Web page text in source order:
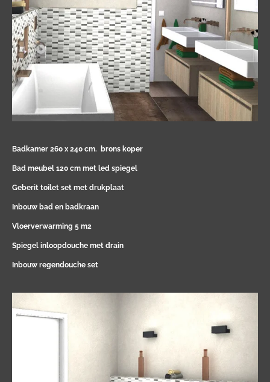
Badkamer 260 x 240 cm. brons koper
Bad meubel 120 cm met led spiegel
Geberit toilet set met drukplaat
Inbouw bad en badkraan
Vloerverwarming 5 m2
Spiegel inloopdouche met drain
Inbouw regendouche set